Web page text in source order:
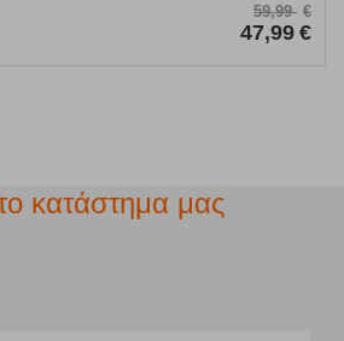
59,99 €
47,99 €
κατάστημα μας